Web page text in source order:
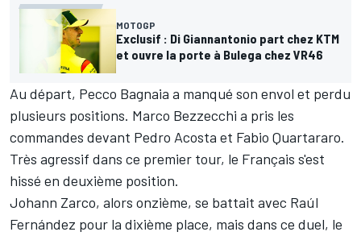
MOTOGP
Exclusif : Di Giannantonio part chez KTM
et ouvre la porte à Bulega chez VR46
Au départ, Pecco Bagnaia a manqué son envol et perdu
plusieurs positions. Marco Bezzecchi a pris les
commandes devant Pedro Acosta et Fabio Quartararo.
Très agressif dans ce premier tour, le Français s'est
hissé en deuxième position.
Johann Zarco, alors onzième, se battait avec Raúl
Fernández pour la dixième place, mais dans ce duel, le